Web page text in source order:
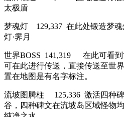
太极盾
梦魂灯 129,337 在此处锻造梦
灯·霁月
世界BOSS 141,319 在此可看到
可在此进行传送，直接传送至世
置在地图是有名字标注。
流坡图腾柱 125,336 激活四种
谷，四种碑文在流坡岛区域怪物